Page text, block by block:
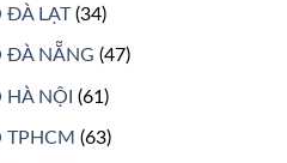
ĐÀ LẠT(34)
ĐÀ NẴNG (47)
HÀ NỘI (61)
TPHCM (63)